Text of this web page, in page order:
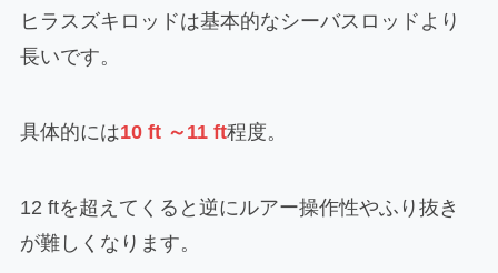
ヒラスズキロッドは基本的なシーバスロッドより
長いです。
具体的には10 ft ～11 ft程度。
12 ftを超えてくると逆にルアー操作性やふり抜き
が難しくなります。